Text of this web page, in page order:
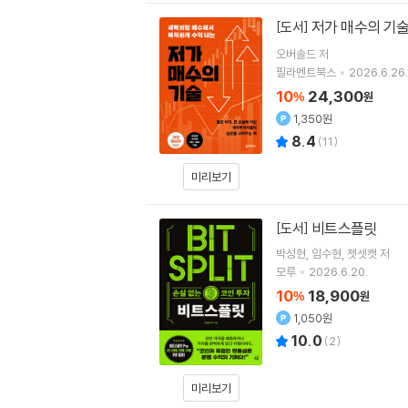
미리보기
[도서] 저가 매수의 기술
오버솔드 저
필라멘트북스
2026.6.26.
10% 24,300원
1,350원
8.4 (11)
미리보기
[도서] 비트스플릿
박성현 임수현 젯셋캣 저
모루
2026.6.20.
10% 18,900원
1,050원
10.0 (2)